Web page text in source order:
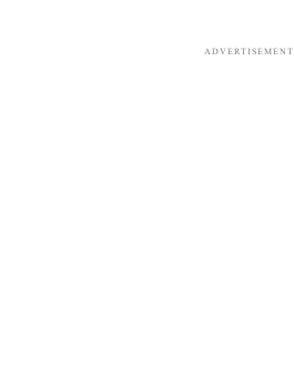
ADVERTISEMENT